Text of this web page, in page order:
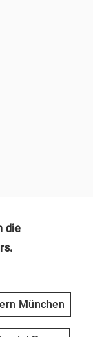
die
München